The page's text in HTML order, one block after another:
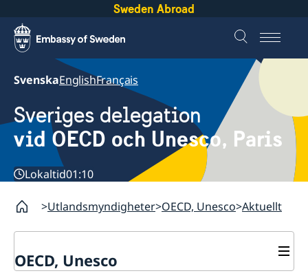
Sweden Abroad
SvenskaEnglishFrançais
Sveriges delegation
vid OECD och Unesco, Paris
Lokaltid01:10
Utlandsmyndigheter OECD, Unesco Aktuellt
OECD, Unesco